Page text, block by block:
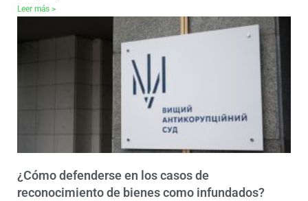
Leer más >
¿Cómo defenderse en los casos de
reconocimiento de bienes como infundados?